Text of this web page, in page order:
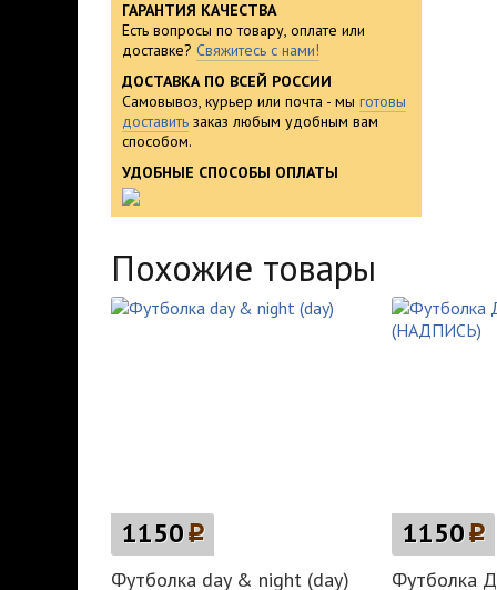
ГАРАНТИЯ КАЧЕСТВА
Есть вопросы по товару, оплате или
доставке? Свяжитесь с нами!
ДОСТАВКА ПО ВСЕЙ РОССИИ
Самовывоз, курьер или почта - мы готовы
доставить заказ любым удобным вам
способом.
УДОБНЫЕ СПОСОБЫ ОПЛАТЫ
Похожие товары
1150p
Футболка day & night (day)
1150p
Футболка